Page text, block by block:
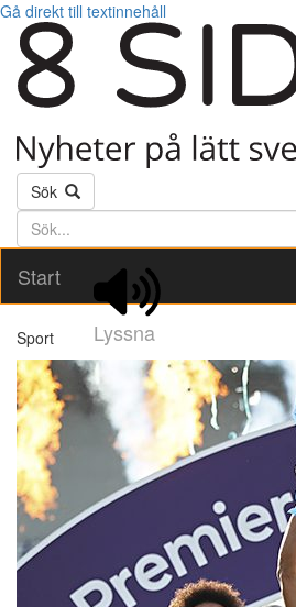
Gå direkt till textinnehåll
Sök
Söktext
Start
Lyssna
Sport